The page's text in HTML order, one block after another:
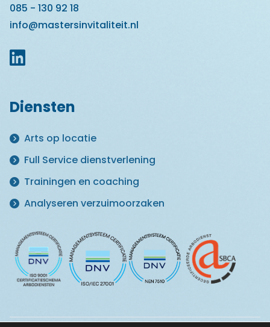
085 - 130 92 18
info@mastersinvitaliteit.nl
Diensten
Arts op locatie
Full Service dienstverlening
Trainingen en coaching
Analyseren verzuimoorzaken